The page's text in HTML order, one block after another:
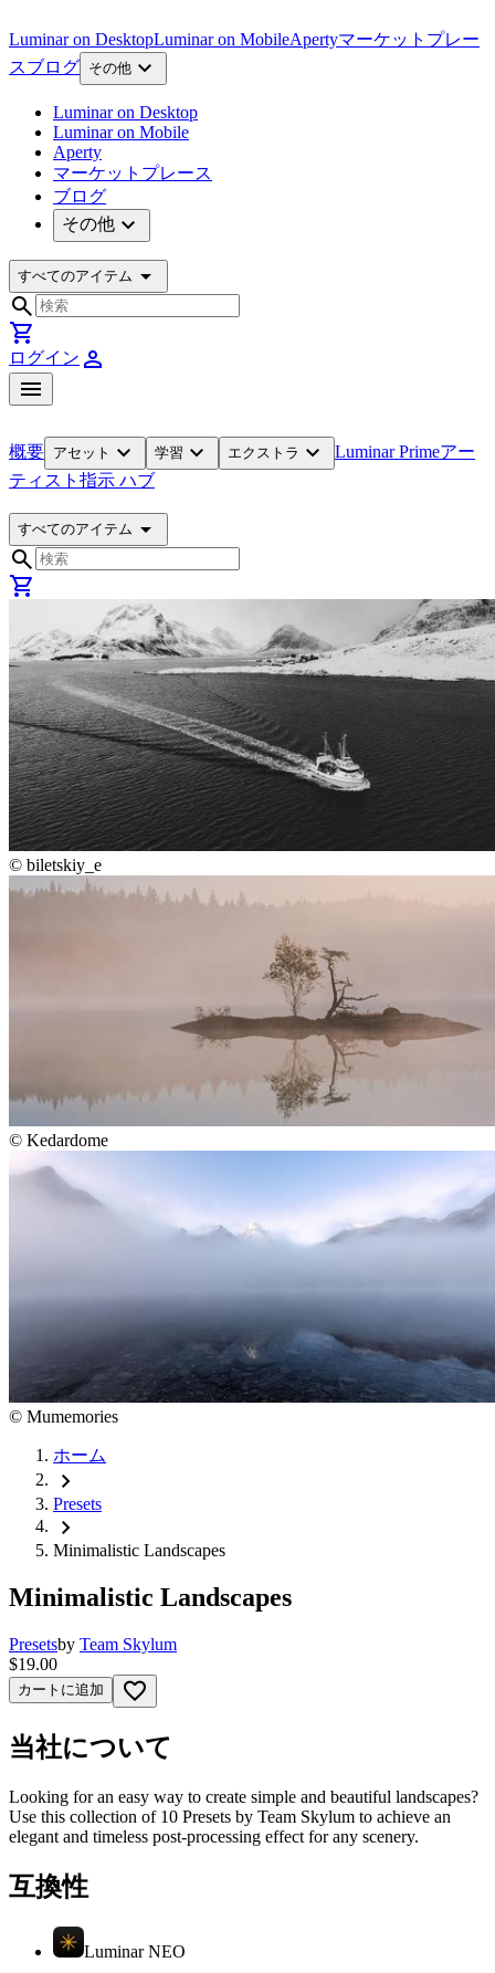
Luminar on DesktopLuminar on MobileApertyマーケットプレー
スブログ その他 expand_more
Luminar on Desktop
Luminar on Mobile
Aperty
マーケットプレース
ブログ
その他 expand_more
すべてのアイテム arrow_drop_down
search
shopping_cart
ログイン person
menu
概要 アセット expand_more 学習 expand_more エクストラ expand_more Luminar Primeアー
ティスト 指示 ハブ
すべてのアイテム arrow_drop_down
search
shopping_cart
© biletskiy_e
© Kedardome
© Mumemories
ホーム
chevron_right
Presets
chevron_right
Minimalistic Landscapes
Minimalistic Landscapes
Presetsby Team Skylum
$19.00
カートに追加 favorite_border
当社について
Looking for an easy way to create simple and beautiful landscapes?
Use this collection of 10 Presets by Team Skylum to achieve an
elegant and timeless post-processing effect for any scenery.
互換性
Luminar NEO